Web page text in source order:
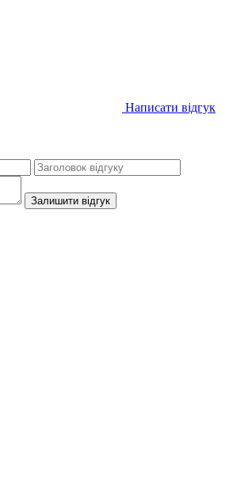
Написати відгук
Залишити відгук